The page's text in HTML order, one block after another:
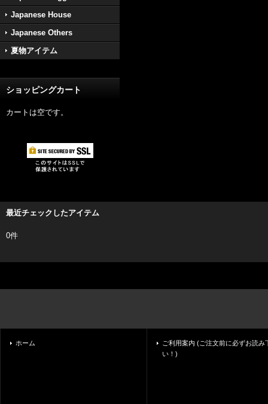
Japanese House
Japanese Others
夏物アイテム
ショッピングカート
カートは空です。
最近チェックしたアイテム
0件
ホーム
ご利用案内 (ご注文前に必ずお読み
い！)